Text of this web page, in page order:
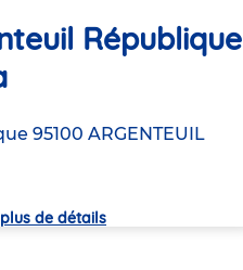
République
95100 ARGENTEUIL
de détails